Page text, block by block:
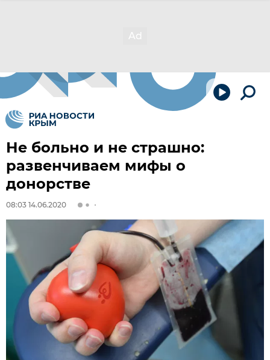
Не больно и не страшно:
развенчиваем мифы о
донорстве
08:03 14.06.2020